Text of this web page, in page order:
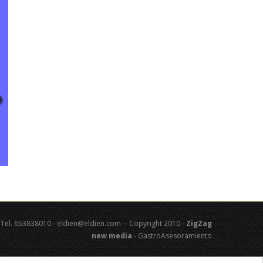
653838010 - eldien@eldien.com -- Copyright 2010 -ZigZag
new media- GastroAsesoramiento